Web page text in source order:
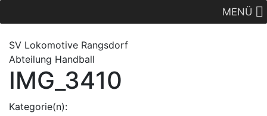
MENÜ
SV Lokomotive Rangsdorf
Abteilung Handball
IMG_3410
Kategorie(n):